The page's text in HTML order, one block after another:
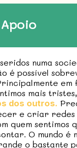
numa
é possível
em
mais tristes,
dos outros.
e criar redes
quem sentimos
O mundo é
o bastante